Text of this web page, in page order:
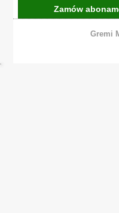
Zamów
Gremi